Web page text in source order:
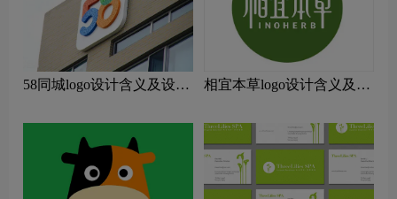
58同城logo设计含义及设计
相宜本草logo设计含义及设